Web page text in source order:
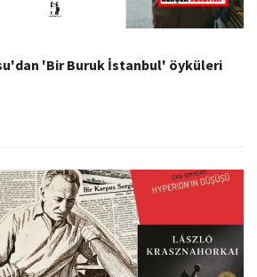
'Bir Buruk İstanbul' öyküleri